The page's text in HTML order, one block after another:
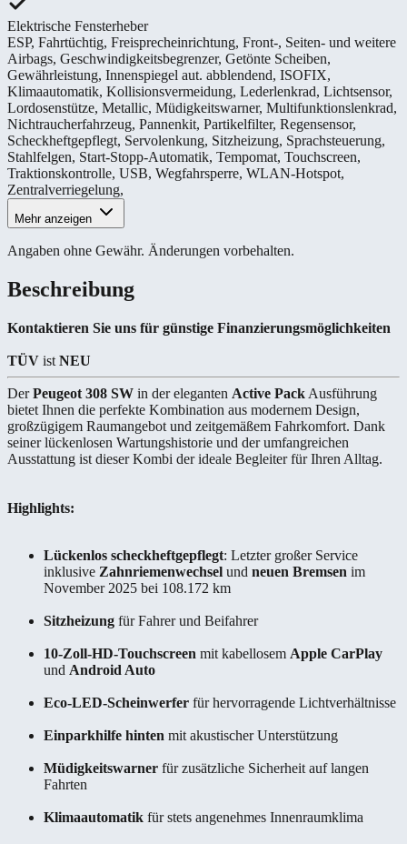
Elektrische Fensterheber
ESP, Fahrtüchtig, Freisprecheinrichtung, Front-, Seiten- und weitere
Airbags, Geschwindigkeitsbegrenzer, Getönte Scheiben,
Gewährleistung, Innenspiegel aut. abblendend, ISOFIX,
Klimaautomatik, Kollisionsvermeidung, Lederlenkrad, Lichtsensor,
Lordosenstütze, Metallic, Müdigkeitswarner, Multifunktionslenkrad,
Nichtraucherfahrzeug, Pannenkit, Partikelfilter, Regensensor,
Scheckheftgepflegt, Servolenkung, Sitzheizung, Sprachsteuerung,
Stahlfelgen, Start-Stopp-Automatik, Tempomat, Touchscreen,
Traktionskontrolle, USB, Wegfahrsperre, WLAN-Hotspot,
Zentralverriegelung,
Mehr anzeigen
Angaben ohne Gewähr. Änderungen vorbehalten.
Beschreibung
Kontaktieren Sie uns für günstige Finanzierungsmöglichkeiten
TÜV ist NEU
DerPeugeot 308 SW in der eleganten Active Pack Ausführung
bietet Ihnen die perfekte Kombination aus modernem Design,
großzügigem Raumangebot und zeitgemäßem Fahrkomfort. Dank
seiner lückenlosen Wartungshistorie und der umfangreichen
Ausstattung ist dieser Kombi der ideale Begleiter für Ihren Alltag.
Highlights:
Lückenlos scheckheftgepflegt: Letzter großer Service
inklusive Zahnriemenwechsel und neuen Bremsen im
November 2025 bei 108.172 km
Sitzheizung für Fahrer und Beifahrer
10-Zoll-HD-Touchscreen mit kabellosem Apple CarPlay
und Android Auto
Eco-LED-Scheinwerfer für hervorragende Lichtverhältnisse
Einparkhilfe hinten mit akustischer Unterstützung
Müdigkeitswarner für zusätzliche Sicherheit auf langen
Fahrten
Klimaautomatik für stets angenehmes Innenraumklima